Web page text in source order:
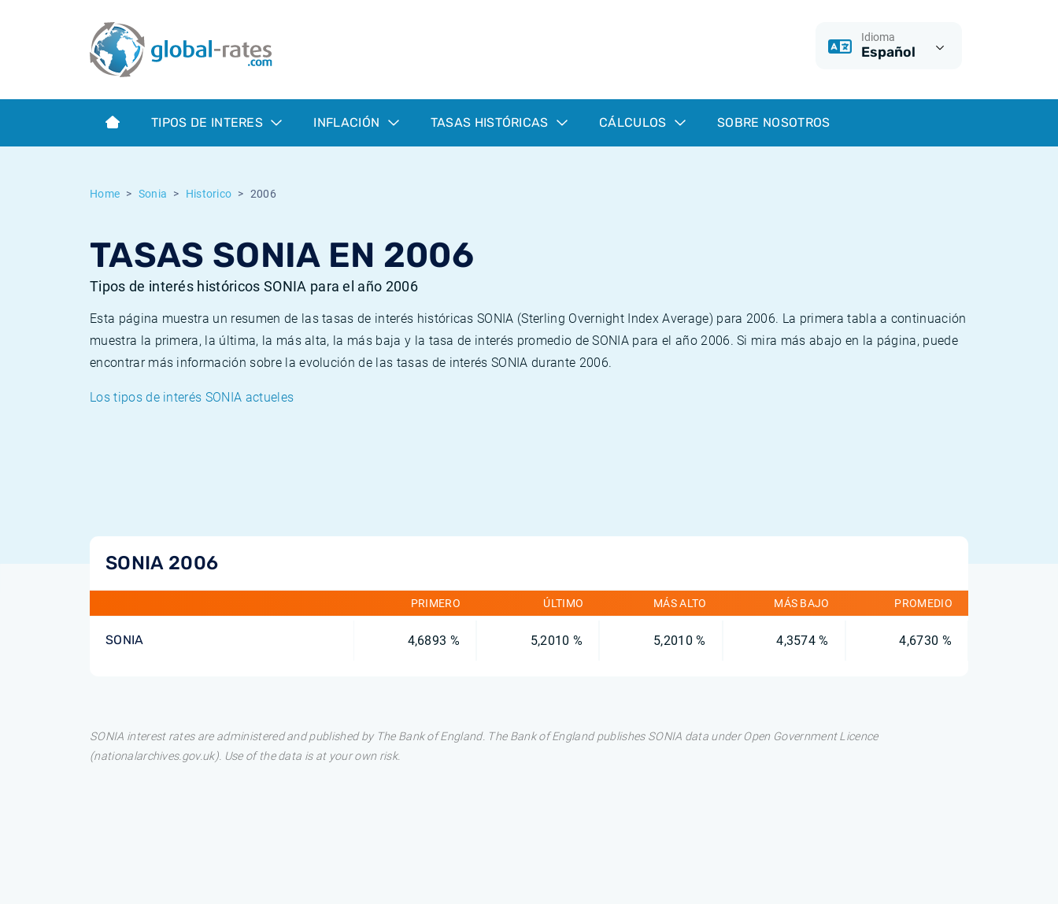
Idioma
Español
TIPOS DE INTERES INFLACIÓN TASAS HISTÓRICAS CÁLCULOS SOBRE NOSOTROS
Home Sonia Historico 2006
TASAS SONIA EN 2006
Tipos de interés históricos SONIA para el año 2006
Esta página muestra un resumen de las tasas de interés históricas SONIA (Sterling Overnight Index Average) para 2006. La primera tabla a continuación
muestra la primera, la última, la más alta, la más baja y la tasa de interés promedio de SONIA para el año 2006. Si mira más abajo en la página, puede
encontrar más información sobre la evolución de las tasas de interés SONIA durante 2006.
Los tipos de interés SONIA actueles
SONIA 2006
PRIMERO ÚLTIMO MÁS ALTO MÁS BAJO PROMEDIO
SONIA 4,6893 % 5,2010 % 5,2010 % 4,3574 % 4,6730 %
SONIA interest rates are administered and published by The Bank of England. The Bank of England publishes SONIA data under Open Government Licence
(nationalarchives.gov.uk). Use of the data is at your own risk.
Term SOFR
¿Qué es la inflación IPC?
¿Qué es la inflación IPCA?
Inflación Mexicano - IPC
Euribor - histórico
ESTER - histórico
Calculadora de inflación